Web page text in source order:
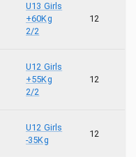
U13 Girls
+60Kg
2/2
12
U12 Girls
+55Kg
2/2
12
U12 Girls
-35Kg
12